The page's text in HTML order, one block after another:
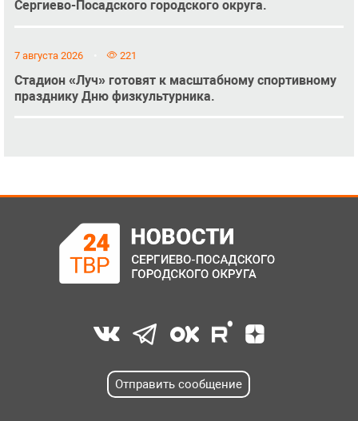
Сергиево-Посадского городского округа.
7 августа 2026 221
Стадион «Луч» готовят к масштабному спортивному
празднику Дню физкультурника.
Отправить сообщение